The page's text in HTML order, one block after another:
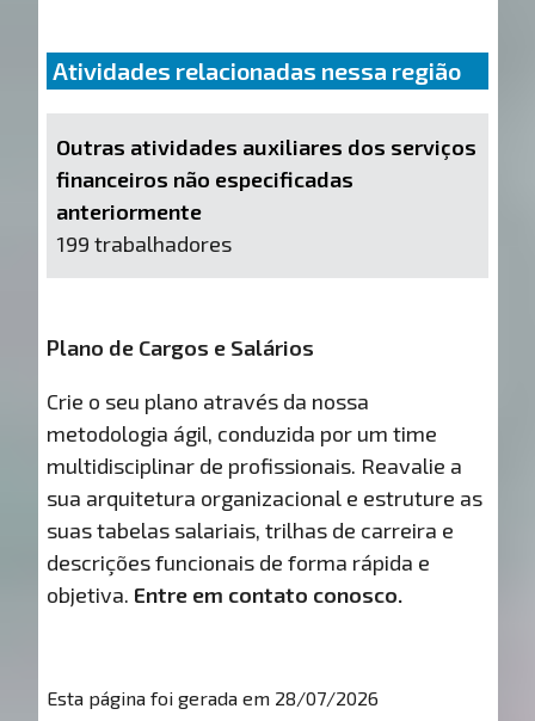
Atividades relacionadas nessa região
Outras atividades auxiliares dos serviços
financeiros não especificadas
anteriormente
199 trabalhadores
Plano de Cargos e Salários
Crie o seu plano através da nossa
metodologia ágil, conduzida por um time
multidisciplinar de profissionais. Reavalie a
sua arquitetura organizacional e estruture as
suas tabelas salariais, trilhas de carreira e
descrições funcionais de forma rápida e
objetiva. Entre em contato conosco.
Esta página foi gerada em 28/07/2026